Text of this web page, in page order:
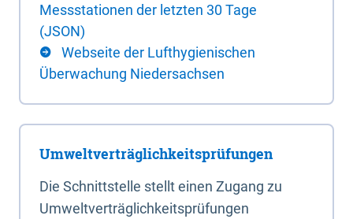
Messstationen der letzten 30 Tage
(JSON)
Webseite der Lufthygienischen
Überwachung Niedersachsen
Umweltverträglichkeitsprüfungen
Die Schnittstelle stellt einen Zugang zu
Umweltverträglichkeitsprüfungen